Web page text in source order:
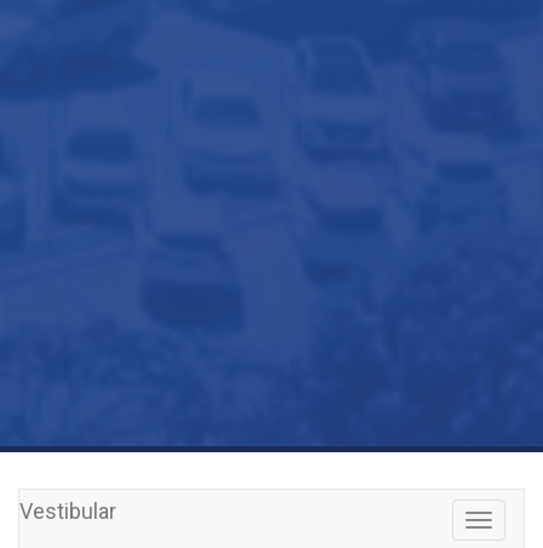
Toggle
Vestibular